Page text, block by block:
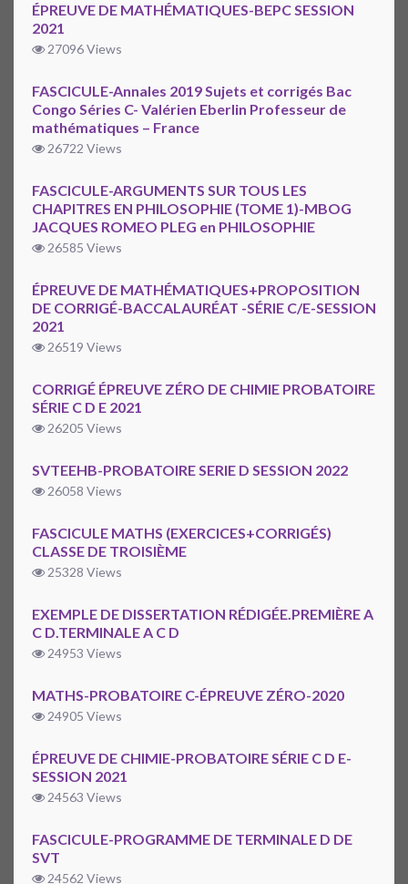
ÉPREUVE DE MATHÉMATIQUES-BEPC SESSION
2021
27096 Views
FASCICULE-Annales 2019 Sujets et corrigés Bac
Congo Séries C- Valérien Eberlin Professeur de
mathématiques – France
26722 Views
FASCICULE-ARGUMENTS SUR TOUS LES
CHAPITRES EN PHILOSOPHIE (TOME 1)-MBOG
JACQUES ROMEO PLEG en PHILOSOPHIE
26585 Views
ÉPREUVE DE MATHÉMATIQUES+PROPOSITION
DE CORRIGÉ-BACCALAURÉAT -SÉRIE C/E-SESSION
2021
26519 Views
CORRIGÉ ÉPREUVE ZÉRO DE CHIMIE PROBATOIRE
SÉRIE C D E 2021
26205 Views
SVTEEHB-PROBATOIRE SERIE D SESSION 2022
26058 Views
FASCICULE MATHS (EXERCICES+CORRIGÉS)
CLASSE DE TROISIÈME
25328 Views
EXEMPLE DE DISSERTATION RÉDIGÉE.PREMIÈRE A
C D.TERMINALE A C D
24953 Views
MATHS-PROBATOIRE C-ÉPREUVE ZÉRO-2020
24905 Views
ÉPREUVE DE CHIMIE-PROBATOIRE SÉRIE C D E-
SESSION 2021
24563 Views
FASCICULE-PROGRAMME DE TERMINALE D DE
SVT
24562 Views